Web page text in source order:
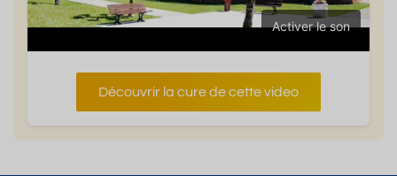
Activer le son
Découvrir la cure de cette video